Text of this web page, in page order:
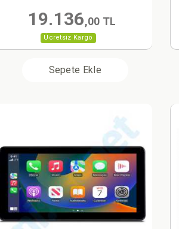
Ücretsiz Kargo
19.136,00 TL
Sepete Ekle